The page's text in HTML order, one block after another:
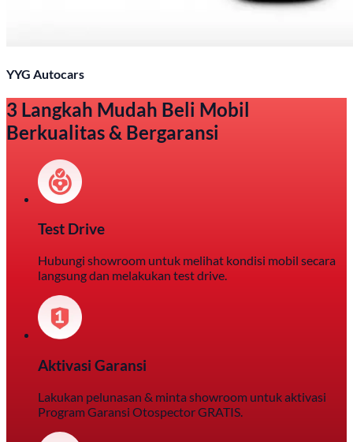
YYG Autocars
3 Langkah Mudah Beli Mobil
Berkualitas & Bergaransi
Test Drive
Hubungi showroom untuk melihat kondisi mobil secara
langsung dan melakukan test drive.
Aktivasi Garansi
Lakukan pelunasan & minta showroom untuk aktivasi
Program Garansi Otospector GRATIS.